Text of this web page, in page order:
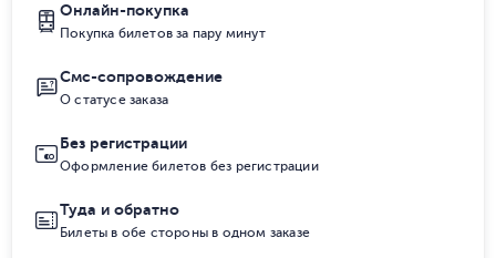
Онлайн-покупка
Покупка билетов за пару минут
Смс-сопровождение
О статусе заказа
Без регистрации
Оформление билетов без регистрации
Туда и обратно
Билеты в обе стороны в одном заказе